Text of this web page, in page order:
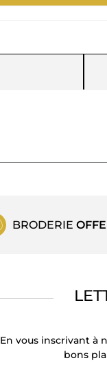
BRODERIE
En vous inscrivant à
bons